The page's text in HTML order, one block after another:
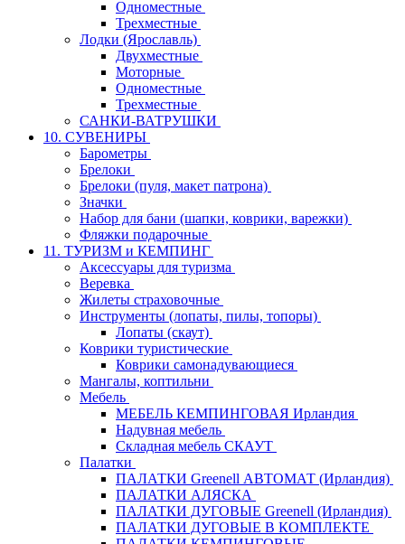
Одноместные
Трехместные
Лодки (Ярославль)
Двухместные
Моторные
Одноместные
Трехместные
САНКИ-ВАТРУШКИ
10. СУВЕНИРЫ
Барометры
Брелоки
Брелоки (пуля, макет патрона)
Значки
Набор для бани (шапки, коврики, варежки)
Фляжки подарочные
11. ТУРИЗМ и КЕМПИНГ
Аксессуары для туризма
Веревка
Жилеты страховочные
Инструменты (лопаты, пилы, топоры)
Лопаты (скаут)
Коврики туристические
Коврики самонадувающиеся
Мангалы, коптильни
Мебель
МЕБЕЛЬ КЕМПИНГОВАЯ Ирландия
Надувная мебель
Складная мебель СКАУТ
Палатки
ПАЛАТКИ Greenell АВТОМАТ (Ирландия)
ПАЛАТКИ АЛЯСКА
ПАЛАТКИ ДУГОВЫЕ Greenell (Ирландия)
ПАЛАТКИ ДУГОВЫЕ В КОМПЛЕКТЕ